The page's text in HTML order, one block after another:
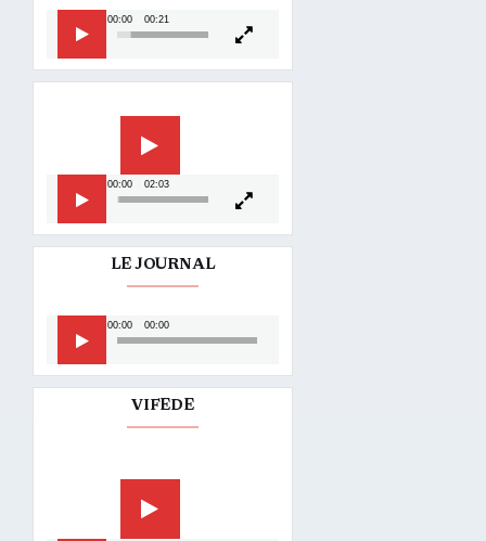
00:00 00:21
00:00 02:03
LE JOURNAL
audio
00:00 00:00
VIFEDE